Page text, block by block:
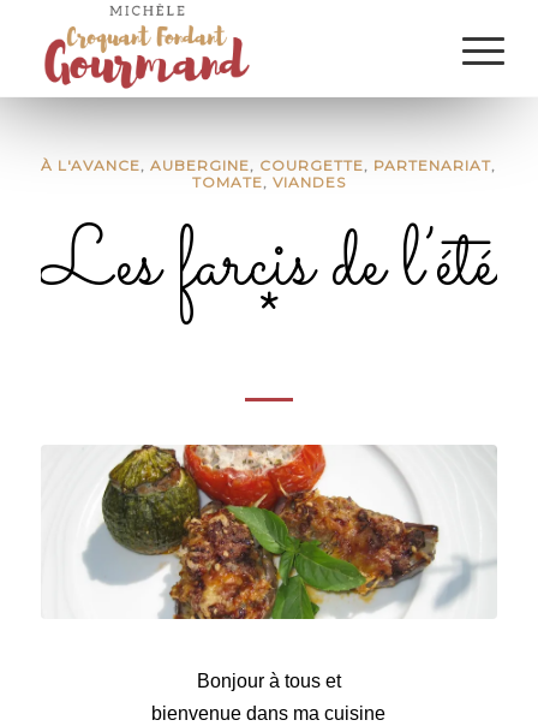
À L'AVANCE,AUBERGINE, COURGETTE, PARTENARIAT,
TOMATE, VIANDES
Les farcis de l’été
*
Bonjour à tous et
bienvenue dans ma cuisine